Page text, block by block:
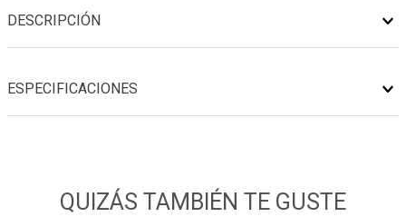
DESCRIPCIÓN
ESPECIFICACIONES
QUIZÁS TAMBIÉN TE GUSTE